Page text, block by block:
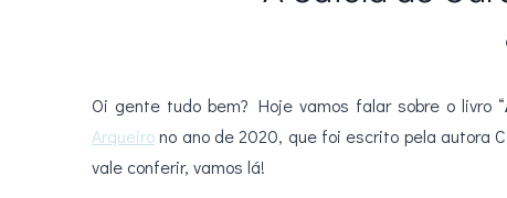
Oi gente tudo bem? Hoje vamos falar sobre o livro “
Arqueirono ano de 2020, que foi escrito pela autora
vale conferir, vamos lá!